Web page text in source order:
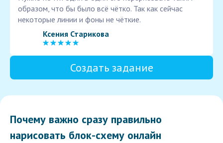
образом, что бы было всё чётко. Так как сейчас
некоторые линии и фоны не чёткие.
Ксения Старикова
Создать задание
Почему важно сразу правильно
нарисовать блок-схему онлайн